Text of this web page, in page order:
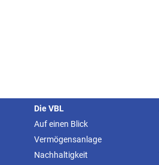
Die VBL
Auf einen Blick
Vermögensanlage
Nachhaltigkeit